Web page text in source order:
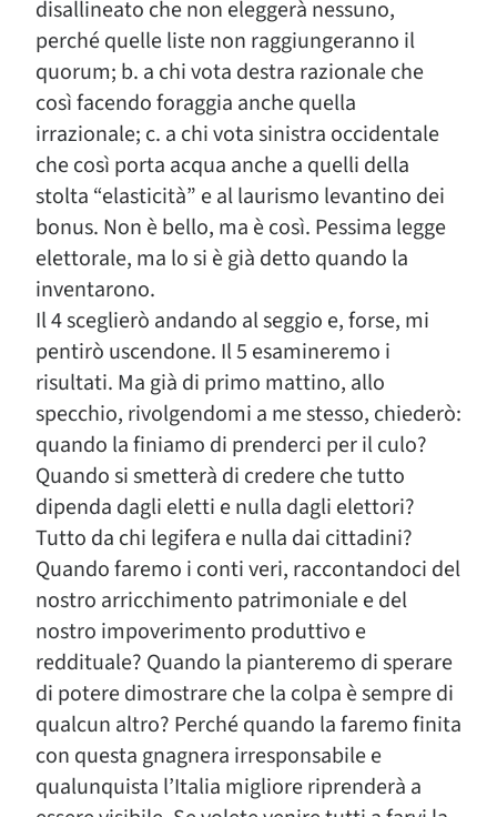
disallineato che non eleggerà nessuno,
perché quelle liste non raggiungeranno il
quorum; b. a chi vota destra razionale che
così facendo foraggia anche quella
irrazionale; c. a chi vota sinistra occidentale
che così porta acqua anche a quelli della
stolta “elasticità” e al laurismo levantino dei
bonus. Non è bello, ma è così. Pessima legge
elettorale, ma lo si è già detto quando la
inventarono.
Il 4 sceglierò andando al seggio e, forse, mi
pentirò uscendone. Il 5 esamineremo i
risultati. Ma già di primo mattino, allo
specchio, rivolgendomi a me stesso, chiederò:
quando la finiamo di prenderci per il culo?
Quando si smetterà di credere che tutto
dipenda dagli eletti e nulla dagli elettori?
Tutto da chi legifera e nulla dai cittadini?
Quando faremo i conti veri, raccontandoci del
nostro arricchimento patrimoniale e del
nostro impoverimento produttivo e
reddituale? Quando la pianteremo di sperare
di potere dimostrare che la colpa è sempre di
qualcun altro? Perché quando la faremo finita
con questa gnagnera irresponsabile e
qualunquista l’Italia migliore riprenderà a